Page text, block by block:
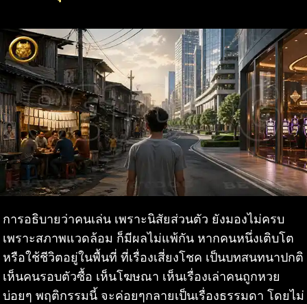
การอธิบายว่าคนเล่น เพราะนิสัยส่วนตัว ยังมองไม่ครบ
เพราะสภาพแวดล้อม ก็มีผลไม่แพ้กัน หากคนหนึ่งเติบโต
หรือใช้ชีวิตอยู่ในพื้นที่ ที่เรื่องเสี่ยงโชค เป็นบทสนทนาปกติ
เห็นคนรอบตัวซื้อ เห็นโฆษณา เห็นเรื่องเล่าคนถูกหวย
บ่อยๆ พฤติกรรมนี้ จะค่อยๆกลายเป็นเรื่องธรรมดา โดยไม่